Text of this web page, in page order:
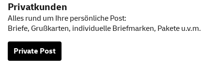
Privatkunden
Alles rund um Ihre persönliche Post:
Briefe, Grußkarten, individuelle Briefmarken, Pakete u.v.m.
Private Post